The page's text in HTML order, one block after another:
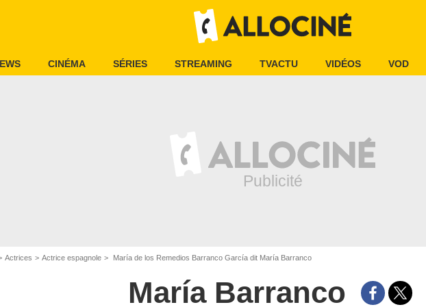
CINÉMA SÉRIES STREAMING TVACTU VIDÉOS VOD
Actrices Actrice espagnole María de los Remedios Barranco García dit María Barranco
María Barranco